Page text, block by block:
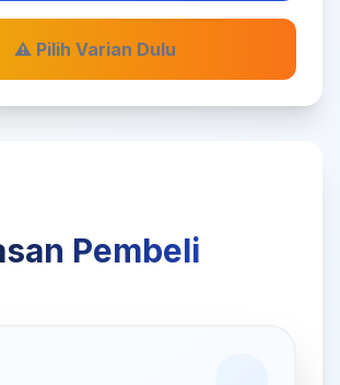
⚠️ Pilih Varian Dulu
Pembeli